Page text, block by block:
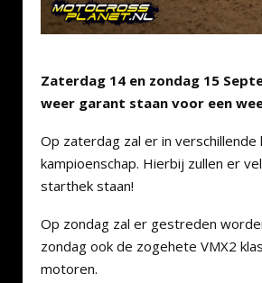
Zaterdag 14 en zondag 15
weer garant staan voor een
Op zaterdag zal er in
kampioenschap. Hierbij zullen er
starthek staan!
Op zondag zal er gestreden
zondag ook de zogehete VMX2
motoren.